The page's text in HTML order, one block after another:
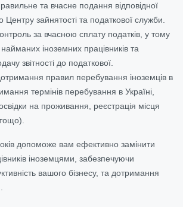
та вчасне подання відповідної
Центру зайнятості та податкової служби.
за вчасною сплату податків, у тому
іноземних працівників та
звітності до податкової.
правил перебування іноземців в
термінів перебування в Україні,
на проживання, реєстрація місця
допоможе вам ефективно замінити
іноземцями, забезпечуючи
вашого бізнесу, та дотримання